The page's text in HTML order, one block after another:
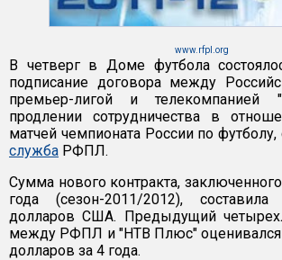
www.rfpl.org
В четверг в Доме футбола
подписание договора между
премьер-лигой и
продлении сотрудничества в
матчей чемпионата России по
служба РФПЛ.
Сумма нового контракта,
года (сезон-2011/2012),
долларов США. Предыдущий
между РФПЛ и "НТВ Плюс"
долларов за 4 года.